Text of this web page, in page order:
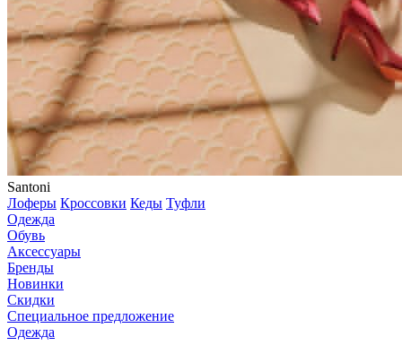
Santoni
Лоферы Кроссовки Кеды Туфли
Одежда
Обувь
Аксессуары
Бренды
Новинки
Скидки
Специальное предложение
Одежда